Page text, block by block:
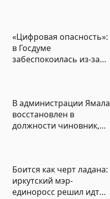
«Цифровая опасность»:
в Госдуме
забеспокоилась из-за
спикера
В администрации Ямала
восстановлен в
должности чиновник,
Боится как черт ладана:
иркутский мэр-
единоросс решил идти